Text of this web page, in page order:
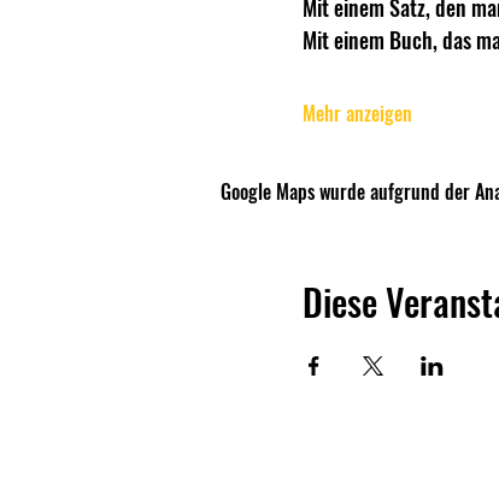
Mit einem Satz, den
Mit einem Buch, das
Mehr anzeigen
Google Maps wurde aufgrund der
Diese